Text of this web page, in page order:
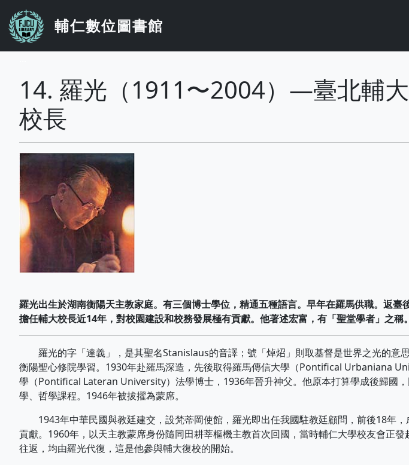
移至主內容
輔仁數位圖書館
14. 羅光（1911〜2004）—臺北輔大
校長
羅光出生於湖南衡陽天主教家庭。有三個博士學位，精通五種語言。早年在羅馬供職。返臺
擔任輔大校長近14年，對校園建設和校務發展極有貢獻。他著述宏富，有「聖堂學者」之稱。
羅光的字「達義」，是其聖名Stanislaus的音譯；號「焯炤」則取基督是世界之光的意
衡陽聖心修院學習。1930年赴羅馬深造，先後取得羅馬傳信大學（Pontifical Urbaniana
學（Pontifical Lateran University）法學博士，1936年晉升神父。他原本打算學成後歸國
學、哲學課程。1946年被拔擢為蒙席。
1943年中華民國與教廷建交，設梵蒂岡使館，羅光即出任我國駐教廷顧問，前後18年，
貢獻。1960年，以天主教蒙席身份隨同田耕莘樞機主教首次回國，當時輔仁大學校友會正
往返，均由羅光代復，這是他參與輔大復校的開始。